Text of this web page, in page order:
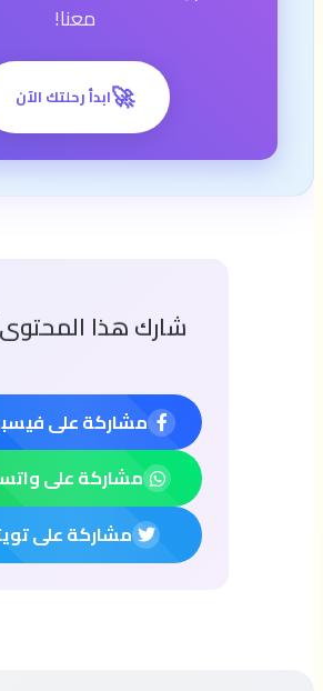
معنا!
🚀ابدأ رحلتك الآن
شارك هذا
مشاركة على
مشاركة على
مشاركة على